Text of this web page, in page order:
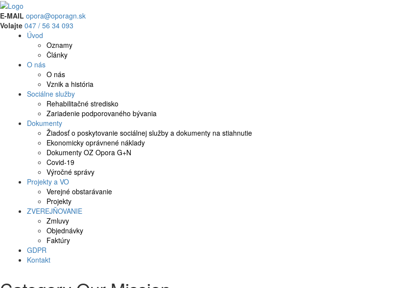
E-MAIL opora@oporagn.sk
Volajte 047 / 56 34 093
Úvod
Oznamy
Články
O nás
O nás
Vznik a história
Sociálne služby
Rehabilitačné stredisko
Zariadenie podporovaného bývania
Dokumenty
Žiadosť o poskytovanie sociálnej služby a dokumenty na stiahnutie
Ekonomicky oprávnené náklady
Dokumenty OZ Opora G+N
Covid-19
Výročné správy
Projekty a VO
Verejné obstarávanie
Projekty
ZVEREJŇOVANIE
Zmluvy
Objednávky
Faktúry
GDPR
Kontakt